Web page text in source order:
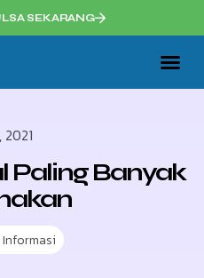
SEKARANG
2021
Paling Banyak
Informasi